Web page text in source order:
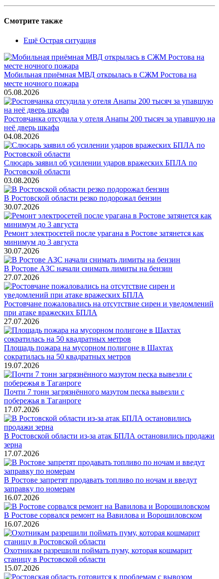
Смотрите также
Ещё Острая ситуация
Мобильная приёмная МВД открылась в СЖМ Ростова на
месте ночного пожара
05.08.2026
Ростовчанка отсудила у отеля Анапы 200 тысяч за упавшую на
неё дверь шкафа
04.08.2026
Слюсарь заявил об усилении ударов вражеских БПЛА по
Ростовской области
03.08.2026
В Ростовской области резко подорожал бензин
30.07.2026
Ремонт электросетей после урагана в Ростове затянется как
минимум до 3 августа
30.07.2026
В Ростове АЗС начали снимать лимиты на бензин
27.07.2026
Ростовчане пожаловались на отсутствие сирен и уведомлений
при атаке вражеских БПЛА
27.07.2026
Площадь пожара на мусорном полигоне в Шахтах
сократилась на 50 квадратных метров
19.07.2026
Почти 7 тонн загрязнённого мазутом песка вывезли с
побережья в Таганроге
17.07.2026
В Ростовской области из-за атак БПЛА остановились продажи
зерна
17.07.2026
В Ростове запретят продавать топливо по ночам и введут
заправку по номерам
16.07.2026
В Ростове сорвался ремонт на Вавилова и Ворошиловском
16.07.2026
Охотникам разрешили поймать пуму, которая кошмарит
станицу в Ростовской области
15.07.2026